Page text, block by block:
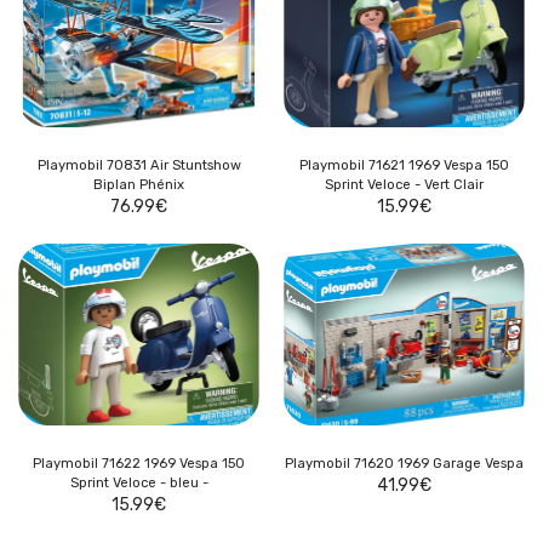
Playmobil 70831 Air Stuntshow
Biplan Phénix
76.99€
Playmobil 71621 1969 Vespa 150
Sprint Veloce - Vert Clair
15.99€
Playmobil 71622 1969 Vespa 150
Sprint Veloce - bleu -
15.99€
Playmobil 71620 1969 Garage Vespa
41.99€